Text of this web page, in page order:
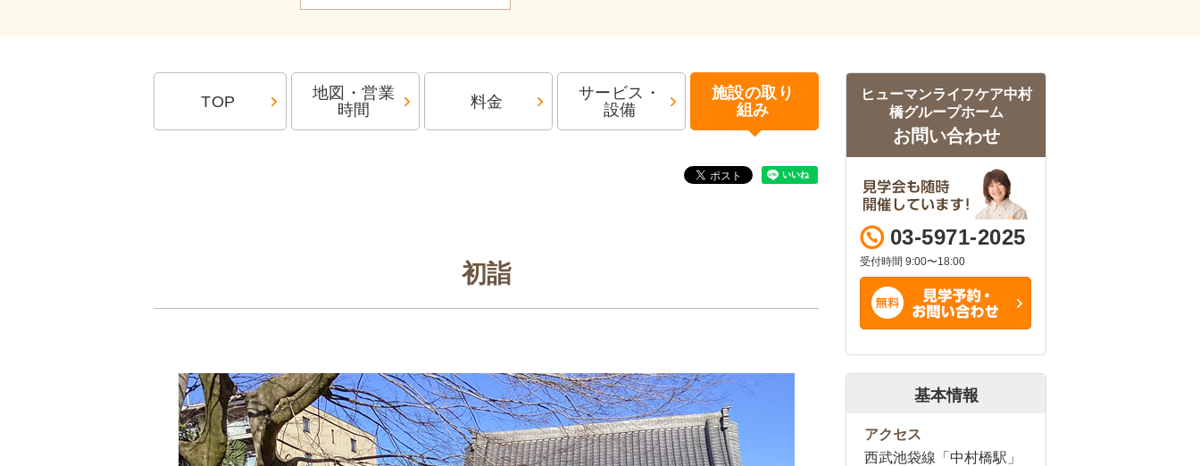
TOP
地図・営業
時間
料金
サービス・
設備
施設の取り
組み
初詣
ヒューマンライフケア中村
橋グループホーム
お問い合わせ
03-5971-2025
受付時間 9:00〜18:00
基本情報
アクセス
西武池袋線「中村橋駅」